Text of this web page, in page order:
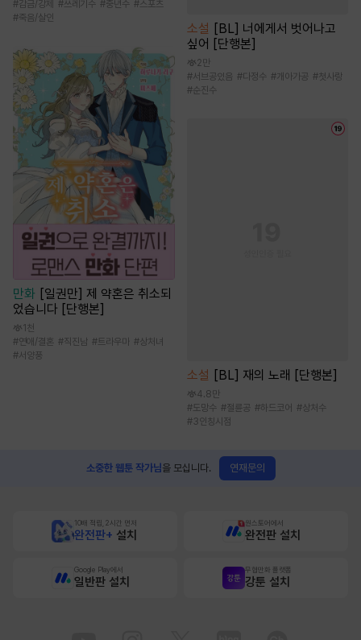
#감금/강제 #쓰레기수 #중년수 #스포츠
#죽음/살인
만화
[일권만] 제 약혼은 취소되
었습니다 [단행본]
1천
#연애/결혼 #직진남 #트라우마 #상처녀
#서양풍
소설 [BL] 너에게서 벗어나고
싶어 [단행본]
2만
#서브공있음 #다정수 #개아가공 #첫사랑
#순진수
소설 [BL] 재의 노래 [단행본]
4.8만
#도망수 #절륜공 #하드코어 #상처수
#3인칭시점
소중한 웹툰 작가님을 모십니다. 연재문의
10배 적립, 2시간 먼저
완전판+ 설치
원스토어에서
완전판 설치
Google Play에서
일반판 설치
무협만화 플랫폼
강툰 설치